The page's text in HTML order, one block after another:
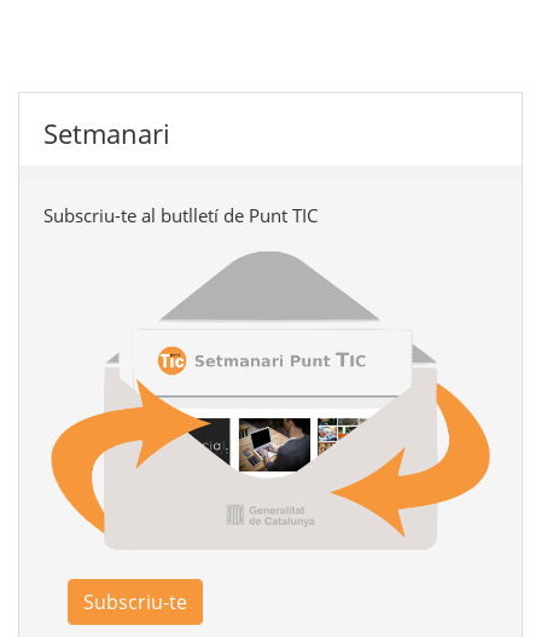
Setmanari
Subscriu-te al butlletí de Punt TIC
Subscriu-te